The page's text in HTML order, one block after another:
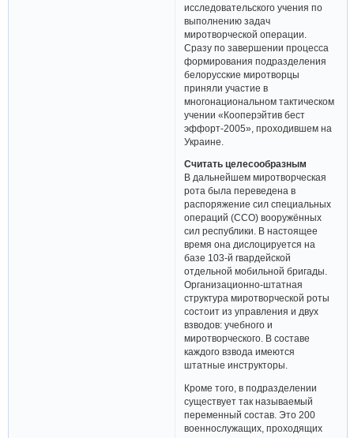
исследовательского учения по
выполнению задач
миротворческой операции.
Сразу по завершении процесса
формирования подразделения
белорусские миротворцы
приняли участие в
многонациональном тактическом
учении «Кооперэйтив бест
эффорт-2005», проходившем на
Украине.
Считать целесообразным
В дальнейшем миротворческая
рота была переведена в
распоряжение сил специальных
операций (ССО) вооружённых
сил республики. В настоящее
время она дислоцируется на
базе 103-й гвардейской
отдельной мобильной бригады.
Организационно-штатная
структура миротворческой роты
состоит из управления и двух
взводов: учебного и
миротворческого. В составе
каждого взвода имеются
штатные инструкторы.
Кроме того, в подразделении
существует так называемый
переменный состав. Это 200
военнослужащих, проходящих